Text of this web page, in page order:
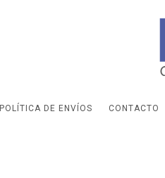
POLÍTICA DE ENVÍOS CONTACTO